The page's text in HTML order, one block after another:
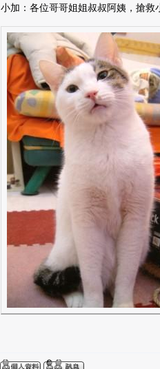
小加：各位哥哥姐姐叔叔阿姨，搶救